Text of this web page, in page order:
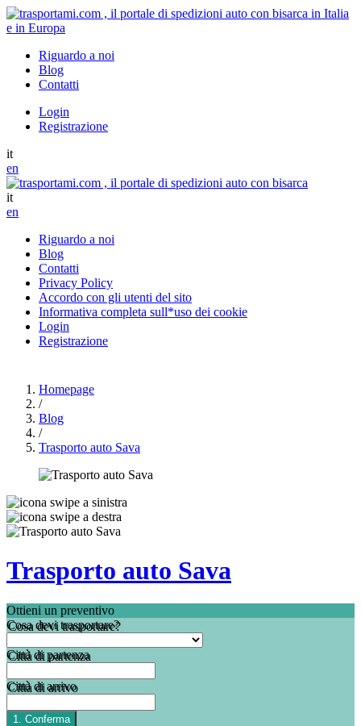
Riguardo a noi
Blog
Contatti
Login
Registrazione
it
en
it
en
Riguardo a noi
Blog
Contatti
Privacy Policy
Accordo con gli utenti del sito
Informativa completa sull*uso dei cookie
Login
Registrazione
Homepage
/
Blog
/
Trasporto auto Sava
Trasporto auto Sava
Ottieni un preventivo
Cosa devi trasportare?
Città di partenza
Città di arrivo